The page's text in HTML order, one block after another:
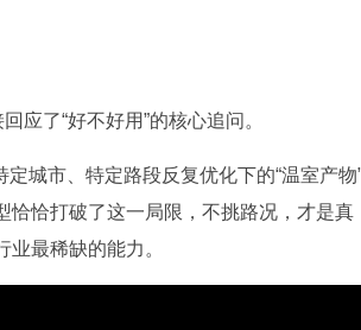
应了“好不好用”的核心追问。
城市、特定路段反复优化下的“温室产物
恰恰打破了这一局限，不挑路况，才是真
最稀缺的能力。